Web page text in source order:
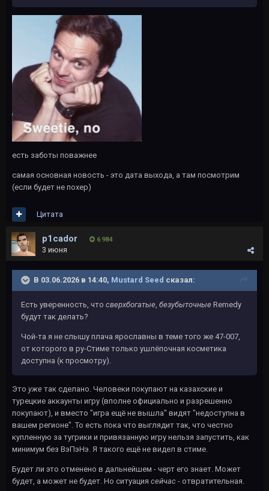
есть заботы поважнее
самая основная новость - это дата выхода, а там посмотрим
(если будет не похер)
Цитата
p1cador 6 984
3 июня
В 03.06.2026 в 14:40, Mustard Seed сказал:
Есть уверенность, что сверхбогатые, безубыточные Remedy
будут так делать?
Чой-та я не слышу плача ярославны в теме того же 47-007,
от которого в ру-Стиме только ушлёпочная косметика
доступна (к просмотру).
Это уже так сделано. Человеки покупают на казахские и
турецкие аккаунты игру (вполне официально и разрешенно
покупают), и вместо "игра ещё не вышла" видят "недоступна в
вашем регионе". То есть пока что выглядит так, что честно
купленную за тугрики и привязанную игру нельзя запустить, как
минимум без ВэПэНэ. Я такого ещё не видел в стиме.
Будет ли это отменено в дальнейшем - черт его знает. Может
будет, а может не будет. Но ситуация сейчас - отвратительная.